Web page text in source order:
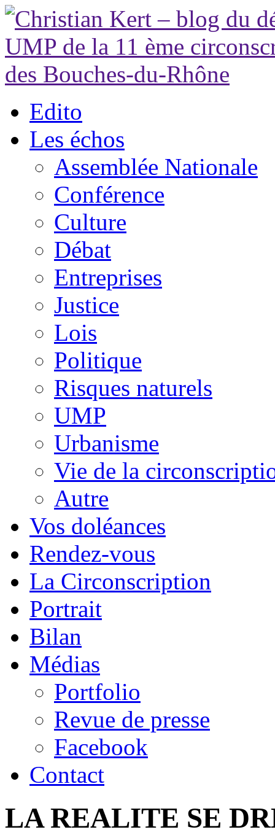
Edito
Les échos
Assemblée Nationale
Conférence
Culture
Débat
Entreprises
Justice
Lois
Politique
Risques naturels
UMP
Urbanisme
Vie de la
Autre
Vos doléances
Rendez-vous
La Circonscription
Portrait
Bilan
Médias
Portfolio
Revue de presse
Facebook
Contact
LA REALITE SE